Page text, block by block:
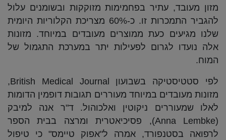
מזון מעובד, עתיר בפחמימות מזוקקות ובשומנים עלול
להגביר התמכרות זו. כ-60% מצריכת הקלוריות היומית
שלנו מגיעים כעת ממוצרים מעובדים במיוחד. מזונות
אלה נועדו לגרום לפעילות יתר במערכת התגמול של
המוח.
לפי סטטיסטיקה בשבועון British Medical Journal,
מזונות מעובדים במיוחד מעוררים תגובות דופמין הדומות
לאלו שמעוררים ניקוטין ואלכוהול. ד"ר אנה למיבק
(Anna Lembke), פסיכיאטרית ומרצה בבית הספר
לרפואה בסטנפורד, אמרה ל"אפוק טיימס" כי טיפול